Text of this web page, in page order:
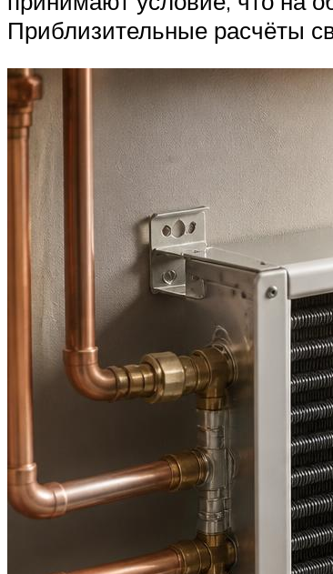
Приблизительные расчёты